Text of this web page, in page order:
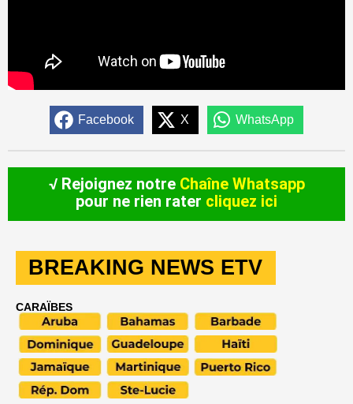
Facebook X WhatsApp
√ Rejoignez notre Chaîne Whatsapp
pour ne rien rater cliquez ici
BREAKING NEWS ETV
CARAÏBES